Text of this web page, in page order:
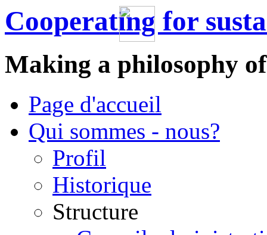
Cooperating for
Making a philosophy
Page d'accueil
Qui sommes - nous?
Profil
Historique
Structure